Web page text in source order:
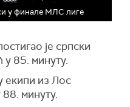
у финале МЛС лиге
је српски
85. минуту.
екипи из Лос
минуту.